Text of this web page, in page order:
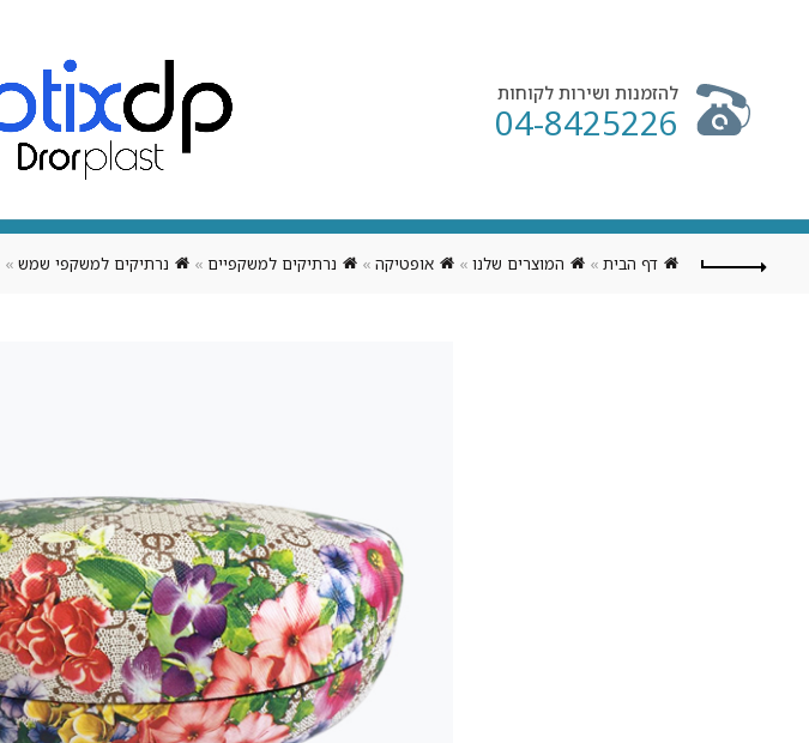
להזמנות ושירות לקוחות
04-8425226
אופטיקה אודותינו דף הבית» המוצרים שלנו» אופטיקה» נרתיקים למשקפיים » נרתיקים למשקפי שמש»